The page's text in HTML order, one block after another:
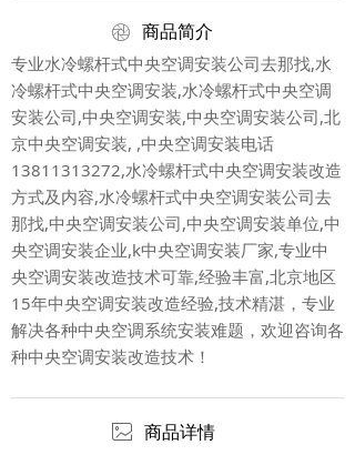
商品简介
专业水冷螺杆式中央空调安装公司去那找,水
冷螺杆式中央空调安装,水冷螺杆式中央空调
安装公司,中央空调安装,中央空调安装公司,北
京中央空调安装, ,中央空调安装电话
13811313272,水冷螺杆式中央空调安装改造
方式及内容,水冷螺杆式中央空调安装公司去
那找,中央空调安装公司,中央空调安装单位,中
央空调安装企业,k中央空调安装厂家,专业中
央空调安装改造技术可靠,经验丰富,北京地区
15年中央空调安装改造经验,技术精湛，专业
解决各种中央空调系统安装难题，欢迎咨询各
种中央空调安装改造技术！
商品详情
ꁵ
ꂈ